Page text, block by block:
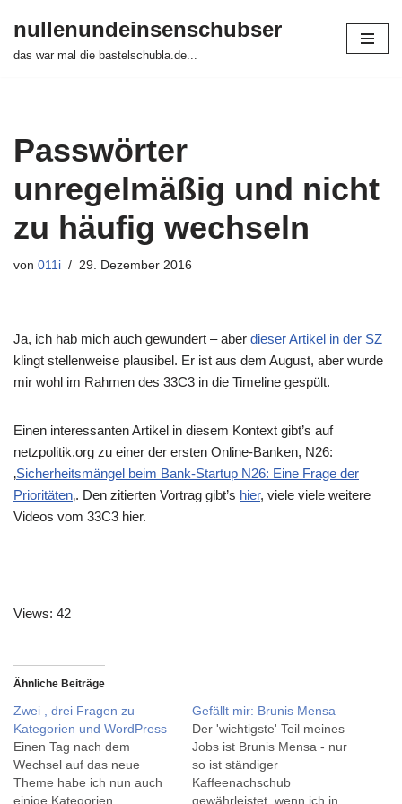
Zum
nullenundeinsenschubser
das war mal die bastelschubla.de...
Passwörter
unregelmäßig und nicht
zu häufig wechseln
von 011i 29. Dezember 2016
Ja, ich hab mich auch gewundert – aber dieser Artikel in der SZ
klingt stellenweise plausibel. Er ist aus dem August, aber wurde
mir wohl im Rahmen des 33C3 in die Timeline gespült.
Einen interessanten Artikel in diesem Kontext gibt’s auf
netzpolitik.org zu einer der ersten Online-Banken, N26:
‚Sicherheitsmängel beim Bank-Startup N26: Eine Frage der
Prioritäten‚. Den zitierten Vortrag gibt’s hier, viele viele weitere
Videos vom 33C3 hier.
Views: 42
Ähnliche Beiträge
Zwei , drei Fragen zu
Kategorien und WordPress
Einen Tag nach dem
Wechsel auf das neue
Theme habe ich nun auch
einige Kategorien
Gefällt mir: Brunis Mensa
Der 'wichtigste' Teil meines
Jobs ist Brunis Mensa - nur
so ist ständiger
Kaffeenachschub
gewährleistet, wenn ich in